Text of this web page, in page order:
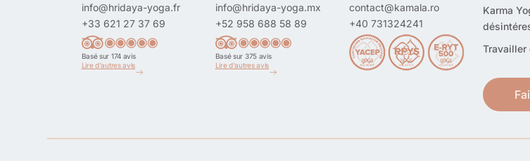
info@hridaya-yoga.fr
+33 621 27 37 69
Basé sur 174 avis
Lire d'autres avis
info@hridaya-yoga.mx
+52 958 688 58 89
Basé sur 375 avis
Lire d'autres avis
contact@kamala.ro
+40 731324241
Karma
Travailler